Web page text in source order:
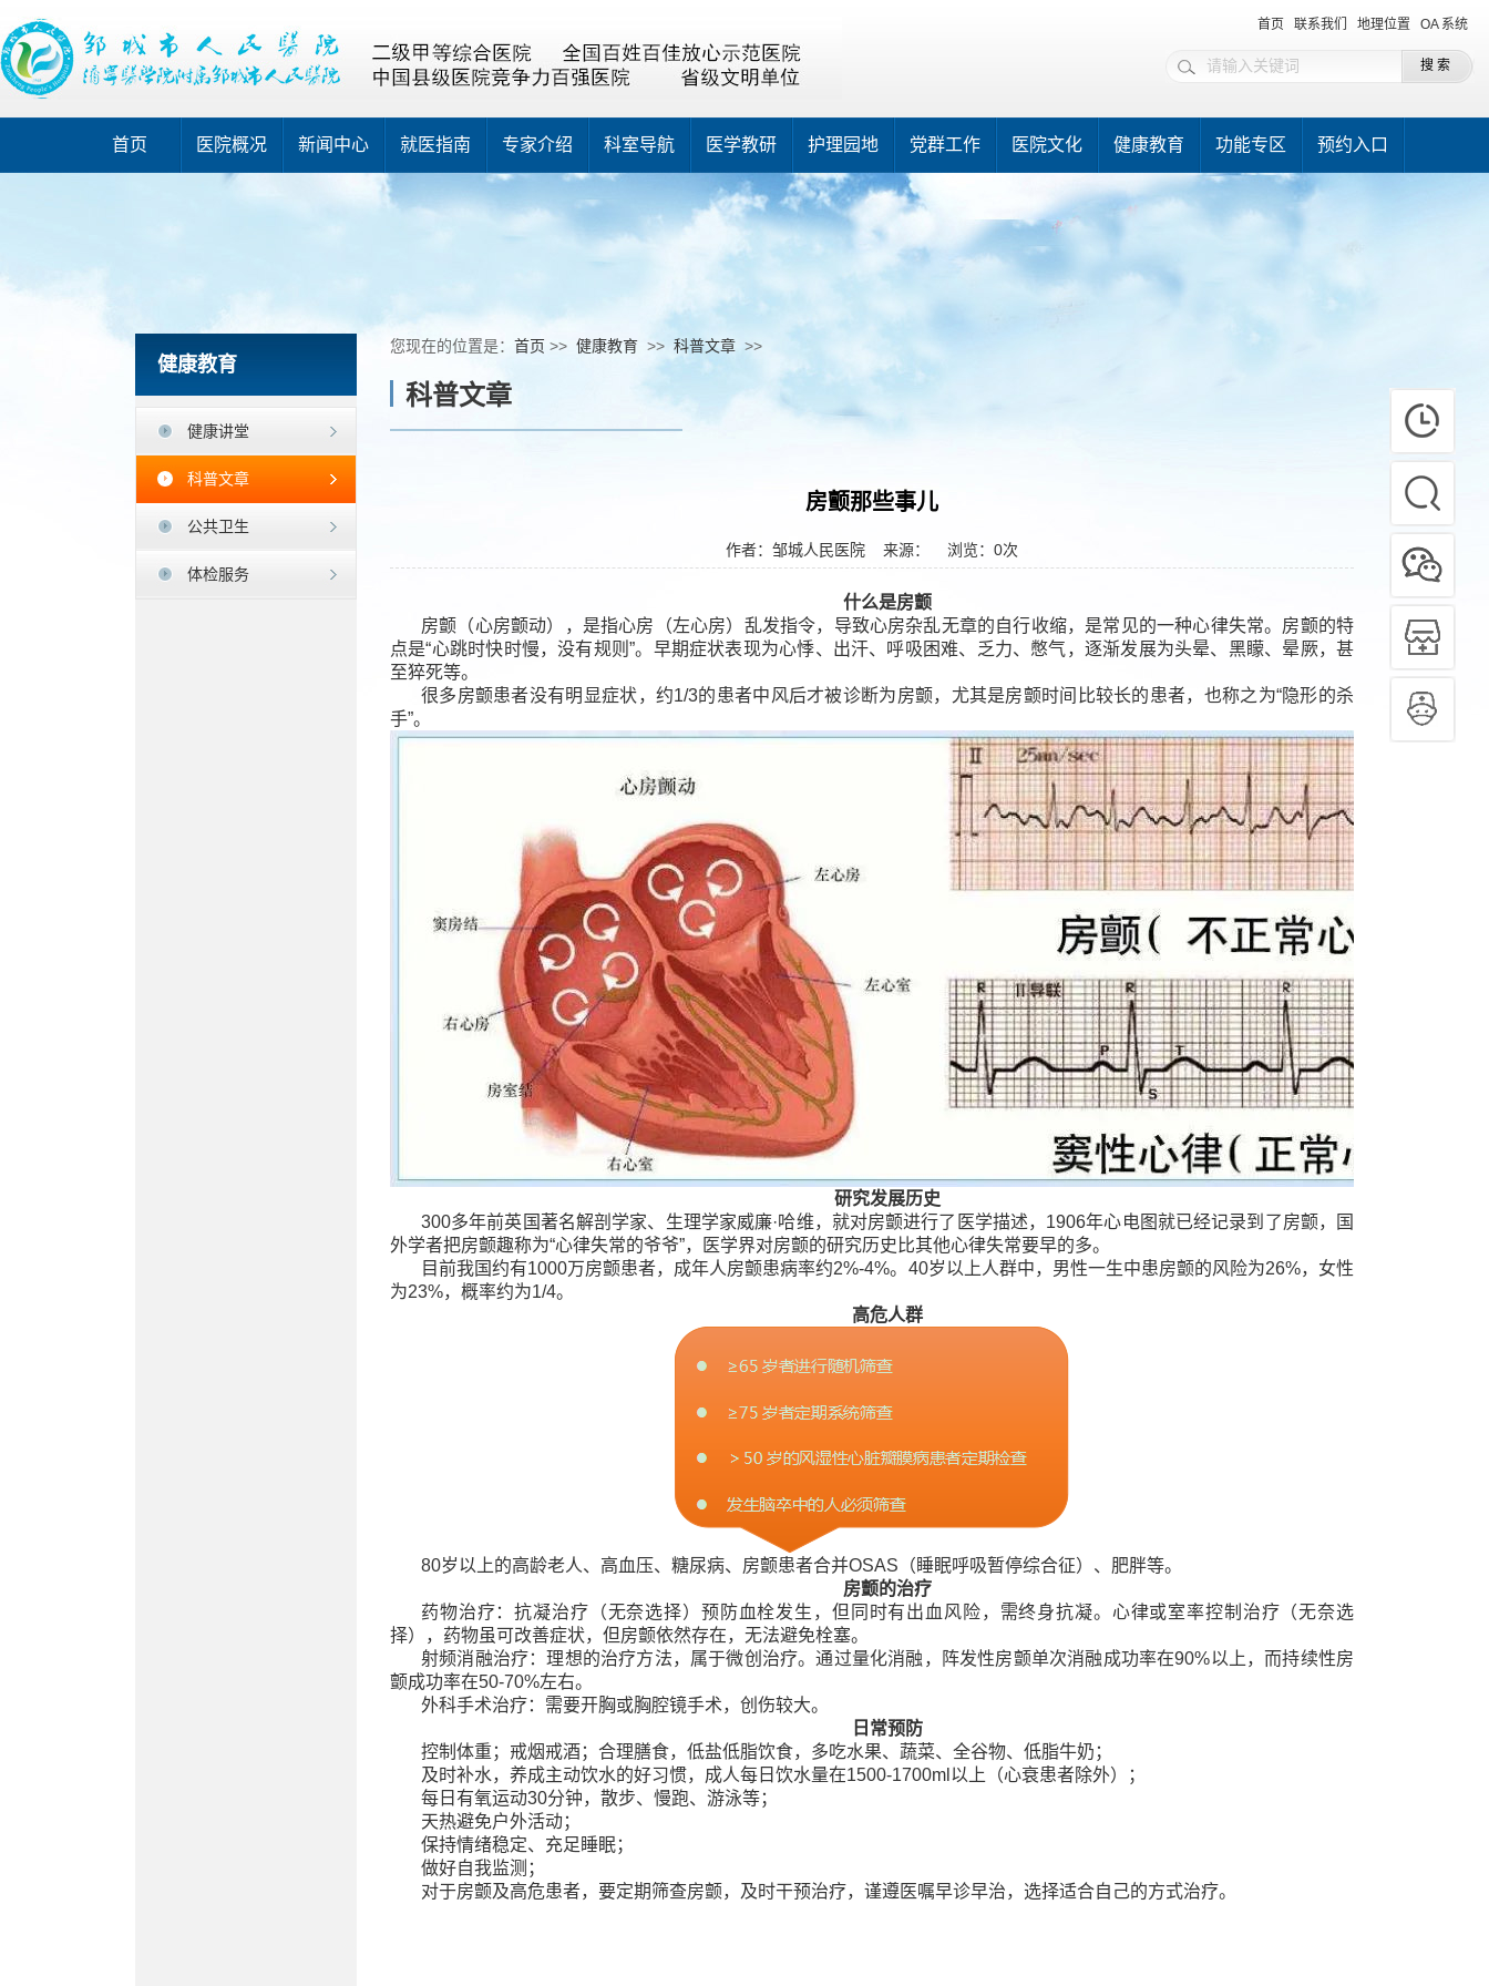
首页 联系我们 地理位置 OA 系统
首页 医院概况 新闻中心 就医指南 专家介绍 科室导航 医学教研 护理园地 党群工作 医院文化 健康教育 功能专区 预约入口
健康教育
健康讲堂
科普文章
公共卫生
体检服务
您现在的位置是： 首页 >> 健康教育 >> 科普文章 >>
科普文章
房颤那些事儿
作者：邹城人民医院 来源： 浏览： 0次
什么是房颤
房颤（心房颤动），是指心房（左心房）乱发指令，导致心房杂乱无章的自行收缩，是常见的一种心律失常。房颤的特
点是“心跳时快时慢，没有规则”。早期症状表现为心悸、出汗、呼吸困难、乏力、憋气，逐渐发展为头晕、黑矇、晕厥，甚
至猝死等。
很多房颤患者没有明显症状，约1/3的患者中风后才被诊断为房颤，尤其是房颤时间比较长的患者，也称之为“隐形的杀
手”。
研究发展历史
300多年前英国著名解剖学家、生理学家威廉·哈维，就对房颤进行了医学描述，1906年心电图就已经记录到了房颤，国
外学者把房颤趣称为“心律失常的爷爷”，医学界对房颤的研究历史比其他心律失常要早的多。
目前我国约有1000万房颤患者，成年人房颤患病率约2%-4%。40岁以上人群中，男性一生中患房颤的风险为26%，女性
为23%，概率约为1/4。
高危人群
80岁以上的高龄老人、高血压、糖尿病、房颤患者合并OSAS（睡眠呼吸暂停综合征）、肥胖等。
房颤的治疗
药物治疗：抗凝治疗（无奈选择）预防血栓发生，但同时有出血风险，需终身抗凝。心律或室率控制治疗（无奈选
择），药物虽可改善症状，但房颤依然存在，无法避免栓塞。
射频消融治疗：理想的治疗方法，属于微创治疗。通过量化消融，阵发性房颤单次消融成功率在90%以上，而持续性房
颤成功率在50-70%左右。
外科手术治疗：需要开胸或胸腔镜手术，创伤较大。
日常预防
控制体重；戒烟戒酒；合理膳食，低盐低脂饮食，多吃水果、蔬菜、全谷物、低脂牛奶；
及时补水，养成主动饮水的好习惯，成人每日饮水量在1500-1700ml以上（心衰患者除外）；
每日有氧运动30分钟，散步、慢跑、游泳等；
天热避免户外活动；
保持情绪稳定、充足睡眠；
做好自我监测；
对于房颤及高危患者，要定期筛查房颤，及时干预治疗，谨遵医嘱早诊早治，选择适合自己的方式治疗。